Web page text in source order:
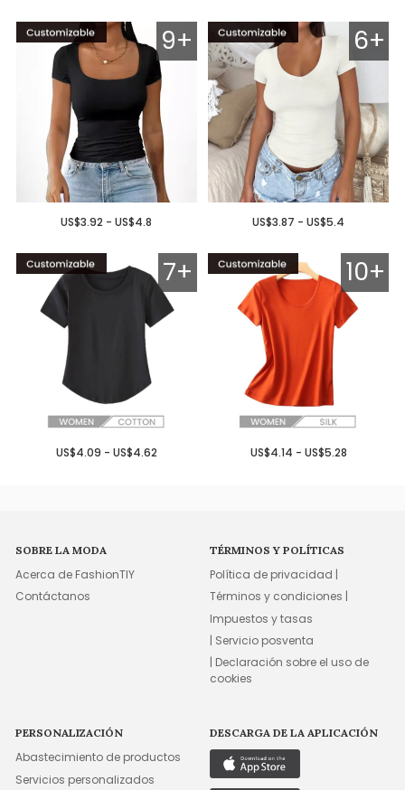
9+
US$3.92 - US$4.8
6+
US$3.87 - US$5.4
7+
US$4.09 - US$4.62
10+
US$4.14 - US$5.28
SOBRE LA MODA
Acerca de FashionTIY
Contáctanos
TÉRMINOS Y POLÍTICAS
Política de privacidad |
Términos y condiciones |
Impuestos y tasas
| Servicio posventa
| Declaración sobre el uso de
cookies
PERSONALIZACIÓN
Abastecimiento de productos
Servicios personalizados
DESCARGA DE LA APLICACIÓN